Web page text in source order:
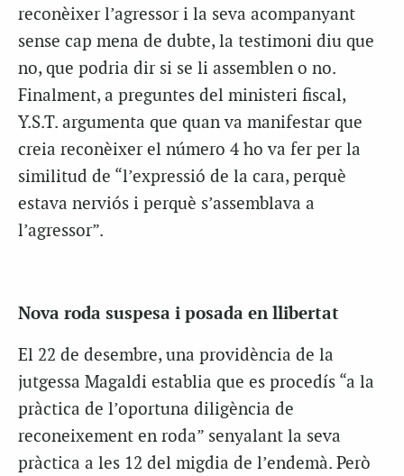
reconèixer l’agressor i la seva acompanyant
sense cap mena de dubte, la testimoni diu que
no, que podria dir si se li assemblen o no.
Finalment, a preguntes del ministeri fiscal,
Y.S.T. argumenta que quan va manifestar que
creia reconèixer el número 4 ho va fer per la
similitud de “l’expressió de la cara, perquè
estava nerviós i perquè s’assemblava a
l’agressor”.
Nova roda suspesa i posada en llibertat
El 22 de desembre, una providència de la
jutgessa Magaldi establia que es procedís “a la
pràctica de l’oportuna diligència de
reconeixement en roda” senyalant la seva
pràctica a les 12 del migdia de l’endemà. Però